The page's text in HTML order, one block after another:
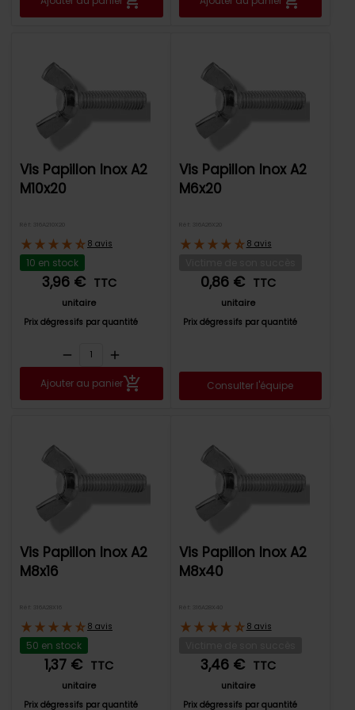
Vis Papillon Inox A2
M10x20
Réf: 316A210X20
8 avis
10 en stock
3,96 € TTC
unitaire
Prix dégressifs par quantité
remove add
Ajouter au panier
Vis Papillon Inox A2
M6x20
Réf: 316A26X20
8 avis
0,86 € TTC
unitaire
Prix dégressifs par quantité
Consulter l'équipe
Vis Papillon Inox A2
M8x16
Réf: 316A28X16
8 avis
50 en stock
1,37 € TTC
unitaire
Prix dégressifs par quantité
Vis Papillon Inox A2
M8x40
Réf: 316A28X40
8 avis
3,46 € TTC
unitaire
Prix dégressifs par quantité